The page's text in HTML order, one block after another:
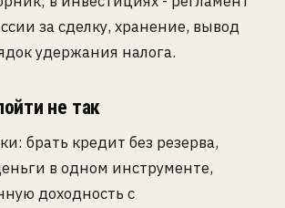
за сделку, хранение, вывод
удержания налога.
не так
брать кредит без резерва,
в одном инструменте,
доходность с